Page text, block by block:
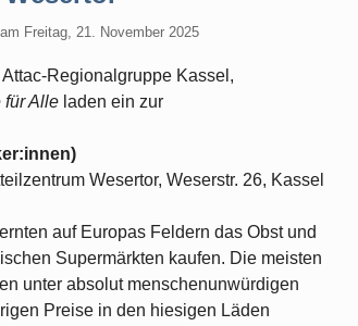
am Freitag, 21. November 2025
Attac-Regionalgruppe Kassel,
für Alle laden ein zur
Wesertor, Weserstr. 26, Kassel
auf Europas Feldern das Obst und
Supermärkten kaufen. Die meisten
unter absolut menschenunwürdigen
Preise in den hiesigen Läden